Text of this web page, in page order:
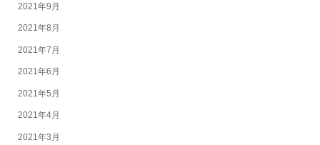
2021年9月
2021年8月
2021年7月
2021年6月
2021年5月
2021年4月
2021年3月